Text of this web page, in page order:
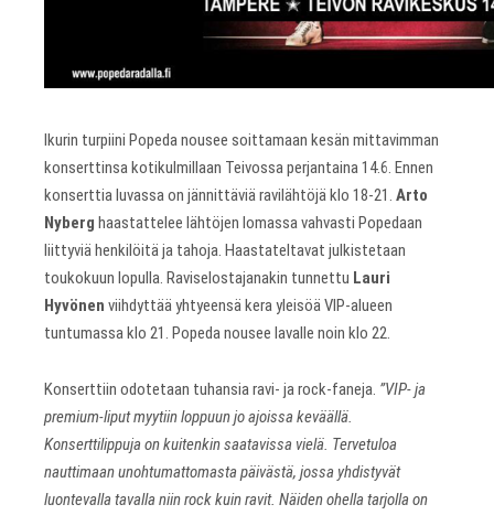
Ikurin turpiini Popeda nousee soittamaan kesän mittavimman
konserttinsa kotikulmillaan Teivossa perjantaina 14.6. Ennen
konserttia luvassa on jännittäviä ravilähtöjä klo 18-21. Arto
Nyberg haastattelee lähtöjen lomassa vahvasti Popedaan
liittyviä henkilöitä ja tahoja. Haastateltavat julkistetaan
toukokuun lopulla. Raviselostajanakin tunnettu Lauri
Hyvönen viihdyttää yhtyeensä kera yleisöä VIP-alueen
tuntumassa klo 21. Popeda nousee lavalle noin klo 22.
Konserttiin odotetaan tuhansia ravi- ja rock-faneja. ”VIP- ja
premium-liput myytiin loppuun jo ajoissa keväällä.
Konserttilippuja on kuitenkin saatavissa vielä. Tervetuloa
nauttimaan unohtumattomasta päivästä, jossa yhdistyvät
luontevalla tavalla niin rock kuin ravit. Näiden ohella tarjolla on